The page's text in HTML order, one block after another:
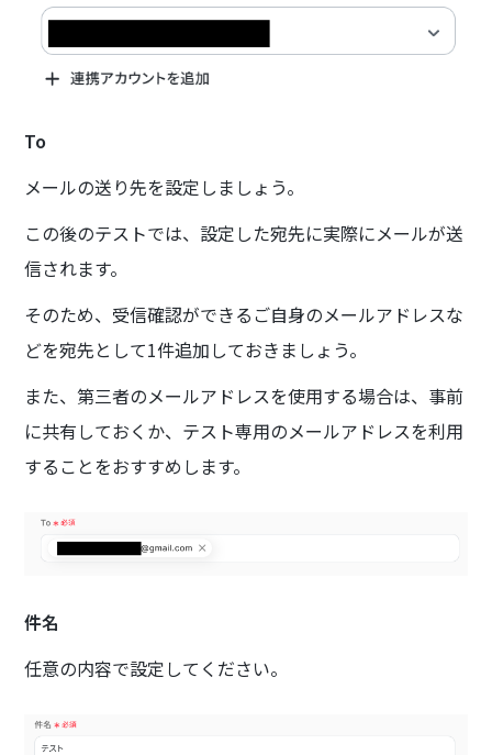
To
メールの送り先を設定しましょう。
この後のテストでは、設定した宛先に実際にメールが送
信されます。
そのため、受信確認ができるご自身のメールアドレスな
どを宛先として1件追加しておきましょう。
また、第三者のメールアドレスを使用する場合は、事前
に共有しておくか、テスト専用のメールアドレスを利用
することをおすすめします。
件名
任意の内容で設定してください。